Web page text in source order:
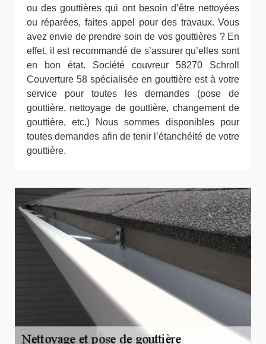
ou des gouttières qui ont besoin d’être nettoyées
ou réparées, faites appel pour des travaux. Vous
avez envie de prendre soin de vos gouttières ? En
effet, il est recommandé de s’assurer qu’elles sont
en bon état. Société couvreur 58270 Schroll
Couverture 58 spécialisée en gouttière est à votre
service pour toutes les demandes (pose de
gouttière, nettoyage de gouttière, changement de
gouttière, etc.) Nous sommes disponibles pour
toutes demandes afin de tenir l’étanchéité de votre
gouttière.